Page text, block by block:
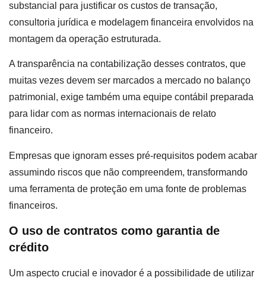
substancial para justificar os custos de transação,
consultoria jurídica e modelagem financeira envolvidos na
montagem da operação estruturada.
A transparência na contabilização desses contratos, que
muitas vezes devem ser marcados a mercado no balanço
patrimonial, exige também uma equipe contábil preparada
para lidar com as normas internacionais de relato
financeiro.
Empresas que ignoram esses pré-requisitos podem acabar
assumindo riscos que não compreendem, transformando
uma ferramenta de proteção em uma fonte de problemas
financeiros.
O uso de contratos como garantia de
crédito
Um aspecto crucial e inovador é a possibilidade de utilizar